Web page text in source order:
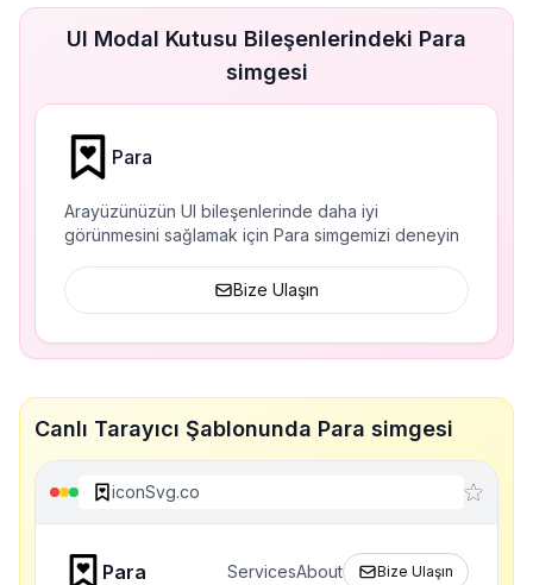
UI Modal Kutusu Bileşenlerindeki Para
simgesi
Para
Arayüzünüzün UI bileşenlerinde daha iyi
görünmesini sağlamak için Para simgemizi deneyin
Bize Ulaşın
Canlı Tarayıcı Şablonunda Para simgesi
iconSvg.co
Para ServicesAbout Bize Ulaşın